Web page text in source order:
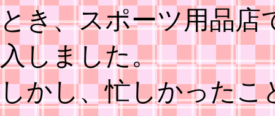
とき、スポーツ用品店
入しました。
しかし、忙しかったこ